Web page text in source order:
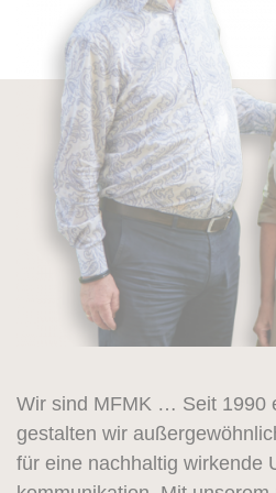
Wir sind MFMK … Seit 1990
gestalten wir
für eine nachhaltig wirkende